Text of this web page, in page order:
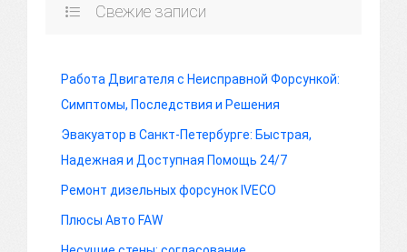
Свежие записи
Работа Двигателя с Неисправной Форсункой:
Симптомы, Последствия и Решения
Эвакуатор в Санкт-Петербурге: Быстрая,
Надежная и Доступная Помощь 24/7
Ремонт дизельных форсунок IVECO
Плюсы Авто FAW